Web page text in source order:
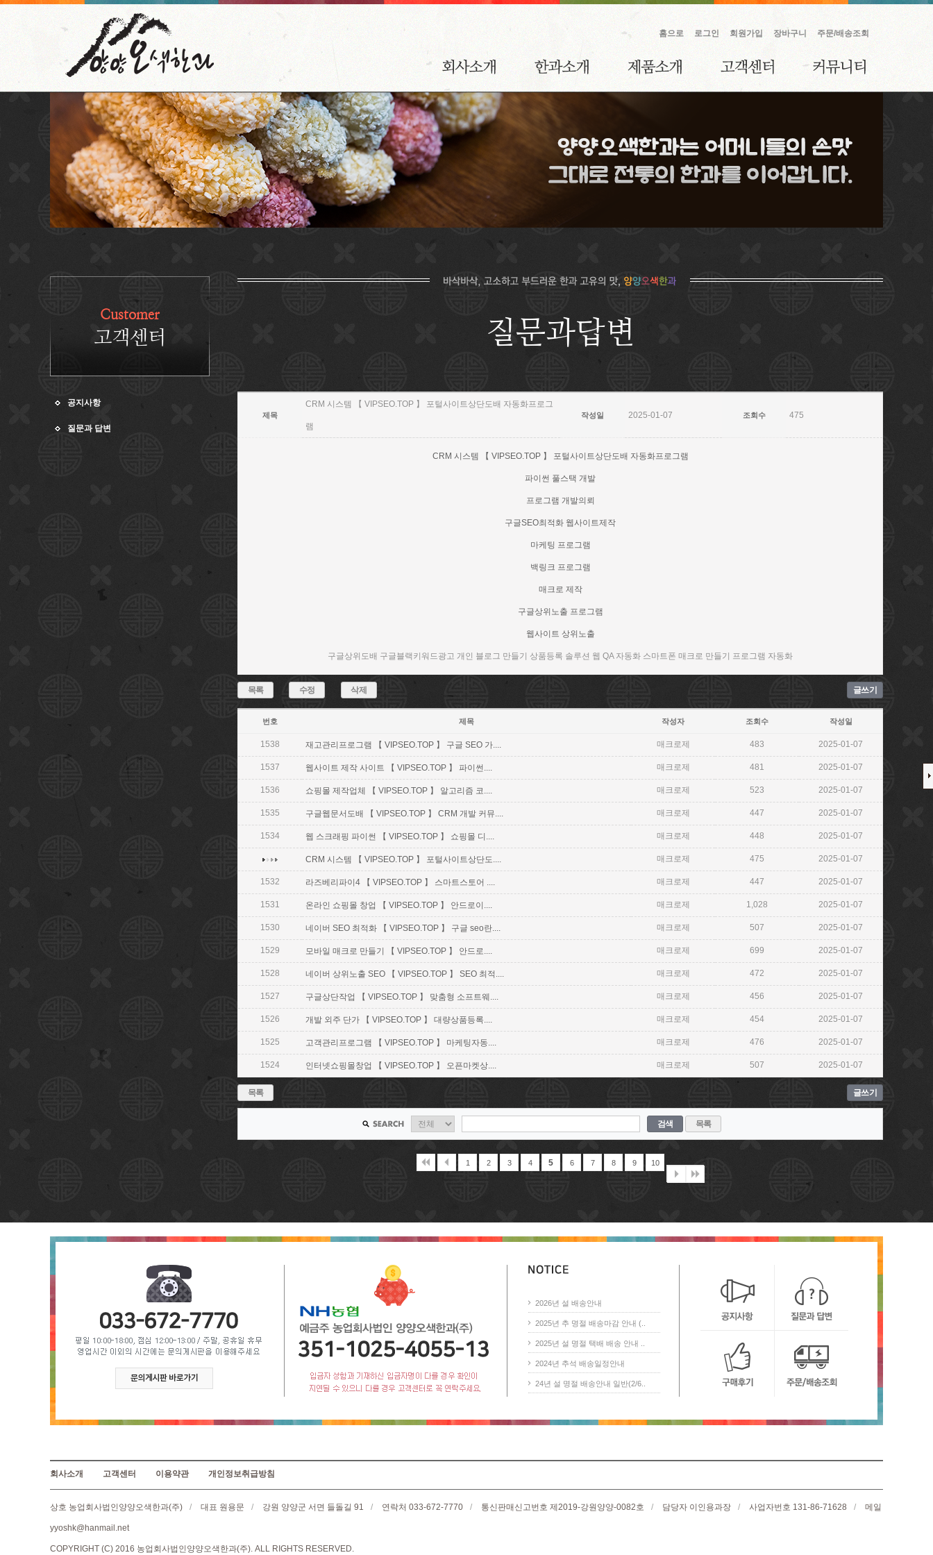
홈으로 로그인 회원가입 장바구니 주문/배송조회
Customer
고객센터
공지사항
질문과 답변
질문과답변
제목
CRM 시스템 【 VIPSEO.TOP 】 포털사이트상단도배 자동화프로그
램
작성일 2025-01-07 조회수 475
CRM 시스템 【 VIPSEO.TOP 】 포털사이트상단도배 자동화프로그램
파이썬 풀스택 개발
프로그램 개발의뢰
구글SEO최적화 웹사이트제작
마케팅 프로그램
백링크 프로그램
매크로 제작
구글상위노출 프로그램
웹사이트 상위노출
구글상위도배 구글블랙키워드광고 개인 블로그 만들기 상품등록 솔루션 웹 QA 자동화 스마트폰 매크로 만들기 프로그램 자동화
목록 수정 삭제 글쓰기
번호 제목 작성자 조회수 작성일
1538 재고관리프로그램 【 VIPSEO.TOP 】 구글 SEO 가.... 매크로제 483 2025-01-07
1537 웹사이트 제작 사이트 【 VIPSEO.TOP 】 파이썬.... 매크로제 481 2025-01-07
1536 쇼핑몰 제작업체 【 VIPSEO.TOP 】 알고리즘 코.... 매크로제 523 2025-01-07
1535 구글웹문서도배 【 VIPSEO.TOP 】 CRM 개발 커뮤.... 매크로제 447 2025-01-07
1534 웹 스크래핑 파이썬 【 VIPSEO.TOP 】 쇼핑몰 디.... 매크로제 448 2025-01-07
CRM 시스템 【 VIPSEO.TOP 】 포털사이트상단도.... 매크로제 475 2025-01-07
1532 라즈베리파이4 【 VIPSEO.TOP 】 스마트스토어 .... 매크로제 447 2025-01-07
1531 온라인 쇼핑몰 창업 【 VIPSEO.TOP 】 안드로이.... 매크로제 1,028 2025-01-07
1530 네이버 SEO 최적화 【 VIPSEO.TOP 】 구글 seo란.... 매크로제 507 2025-01-07
1529 모바일 매크로 만들기 【 VIPSEO.TOP 】 안드로.... 매크로제 699 2025-01-07
1528 네이버 상위노출 SEO 【 VIPSEO.TOP 】 SEO 최적.... 매크로제 472 2025-01-07
1527 구글상단작업 【 VIPSEO.TOP 】 맞춤형 소프트웨.... 매크로제 456 2025-01-07
1526 개발 외주 단가 【 VIPSEO.TOP 】 대량상품등록.... 매크로제 454 2025-01-07
1525 고객관리프로그램 【 VIPSEO.TOP 】 마케팅자동.... 매크로제 476 2025-01-07
1524 인터넷쇼핑몰창업 【 VIPSEO.TOP 】 오픈마켓상.... 매크로제 507 2025-01-07
목록 글쓰기
검색 목록
1 2 3 4 5 6 7 8 9 10
2026년 설 배송안내
2025년 추 명절 배송마감 안내 (..
2025년 설 명절 택배 배송 안내 ..
2024년 추석 배송일정안내
24년 설 명절 배송안내 일반(2/6..
회사소개 고객센터 이용약관 개인정보취급방침
상호 농업회사법인양양오색한과(주) / 대표 원용문 / 강원 양양군 서면 들돌길 91 / 연락처 033-672-7770 / 통신판매신고번호 제2019-강원양양-0082호 / 담당자 이인용과장 / 사업자번호 131-86-71628 / 메일
yyoshk@hanmail.net
COPYRIGHT (C) 2016 농업회사법인양양오색한과(주). ALL RIGHTS RESERVED.